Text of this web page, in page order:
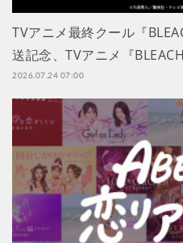
TVアニメ最終クール『
送記念、TVアニメ『
2026.07.24 07:00